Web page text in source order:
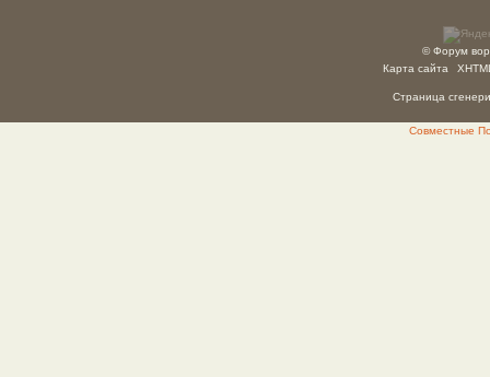
© Форум
Карта сайта
Страница
Совместные